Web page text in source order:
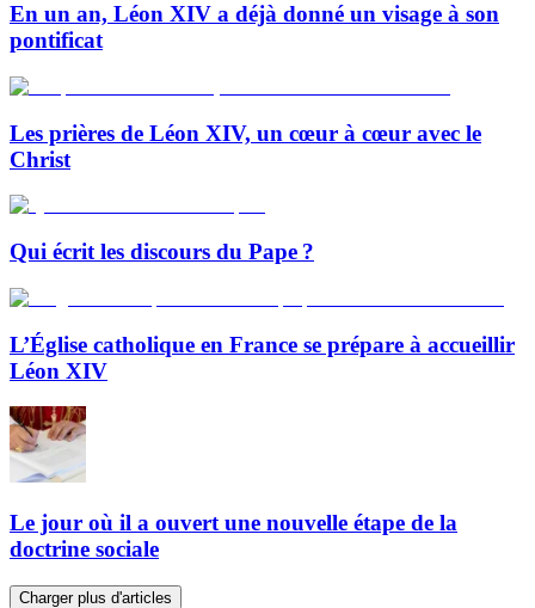
En un an, Léon XIV a déjà donné un visage à son
pontificat
Les prières de Léon XIV, un cœur à cœur avec le
Christ
Qui écrit les discours du Pape ?
L’Église catholique en France se prépare à accueillir
Léon XIV
Le jour où il a ouvert une nouvelle étape de la
doctrine sociale
Charger plus d'articles